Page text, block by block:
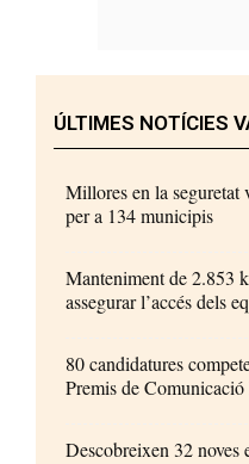
ÚLTIMES NOTÍCIES
Millores en la seguretat
per a 134 municipis
Manteniment de 2.853
assegurar l’accés dels
80 candidatures
Premis de
Descobreixen 32 noves